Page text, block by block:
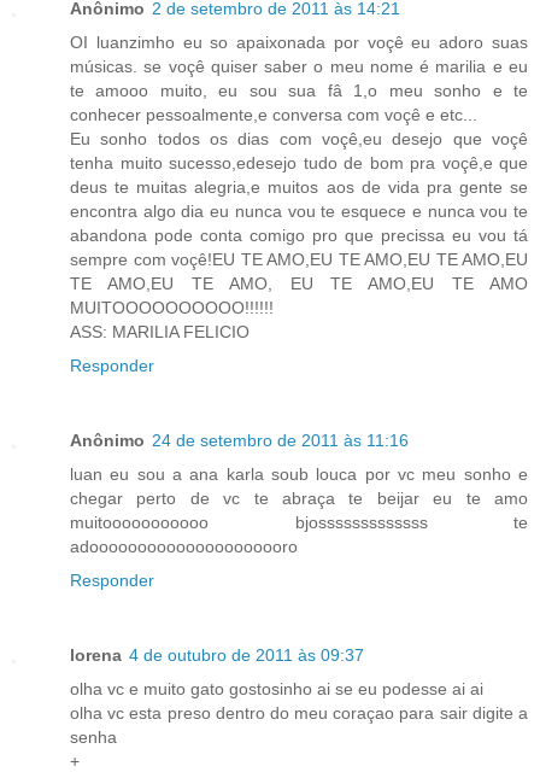
Anônimo 2 de setembro de 2011 às 14:21
OI luanzimho eu so apaixonada por voçê eu adoro suas
músicas. se voçê quiser saber o meu nome é marilia e eu
te amooo muito, eu sou sua fâ 1,o meu sonho e te
conhecer pessoalmente,e conversa com voçê e etc...
Eu sonho todos os dias com voçê,eu desejo que voçê
tenha muito sucesso,edesejo tudo de bom pra voçê,e que
deus te muitas alegria,e muitos aos de vida pra gente se
encontra algo dia eu nunca vou te esquece e nunca vou te
abandona pode conta comigo pro que precissa eu vou tá
sempre com voçê!EU TE AMO,EU TE AMO,EU TE AMO,EU
TE AMO,EU TE AMO, EU TE AMO,EU TE AMO
MUITOOOOOOOOOO!!!!!!
ASS: MARILIA FELICIO
Responder
Anônimo 24 de setembro de 2011 às 11:16
luan eu sou a ana karla soub louca por vc meu sonho e
chegar perto de vc te abraça te beijar eu te amo
muitooooooooooo bjosssssssssssss te
adooooooooooooooooooooro
Responder
lorena 4 de outubro de 2011 às 09:37
olha vc e muito gato gostosinho ai se eu podesse ai ai
olha vc esta preso dentro do meu coraçao para sair digite a
senha
+